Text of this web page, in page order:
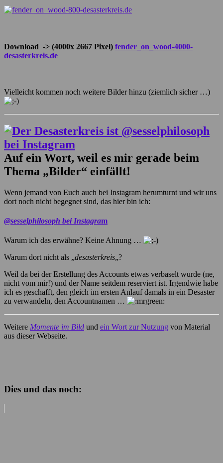
Download -> (4000x 2667 Pixel) fender_on_wood-4000-
desasterkreis.de
Vielleicht kommen noch weitere Bilder hinzu (ziemlich sicher …)
Auf ein Wort, weil es mir gerade beim
Thema „Bilder“ einfällt!
Wenn jemand von Euch auch bei Instagram herumturnt und wir uns
dort noch nicht begegnet sind, das hier bin ich:
@sesselphilosoph bei Instagram
Warum ich das erwähne? Keine Ahnung …
Warum dort nicht als „desasterkreis„?
Weil da bei der Erstellung des Accounts etwas verbaselt wurde (ne,
nicht vom mir!) und der Name seitdem reserviert ist. Irgendwie habe
ich es geschafft, den gleich im ersten Anlauf damals in ein Desaster
zu verwandeln, den Accountnamen …
Weitere Momente im Bild und ein Wort zur Nutzung von Material
aus dieser Webseite.
Dies und das noch: